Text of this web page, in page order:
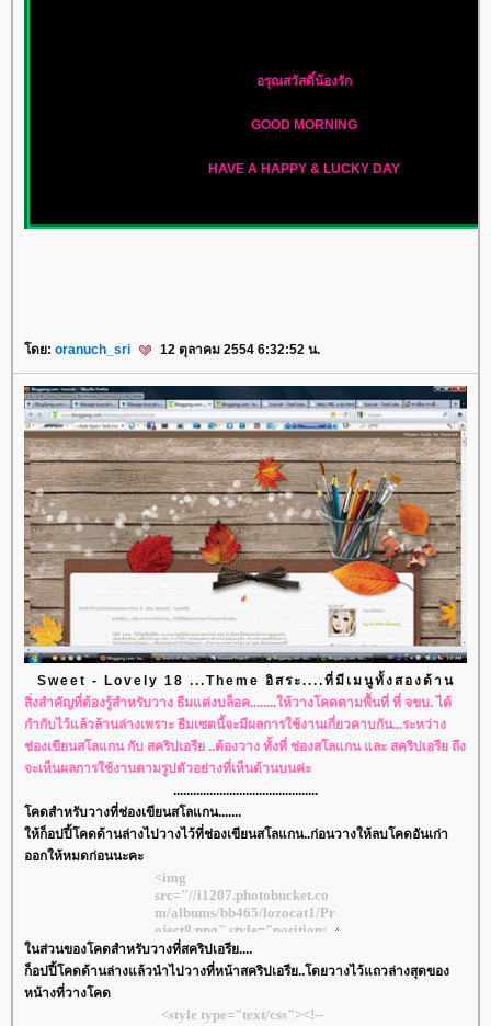
อรุณสวัสดิ์น้องรัก
GOOD MORNING
HAVE A HAPPY & LUCKY DAY
ดย: oranuch_sri 12 ตุลาคม 2554 6:32:52 น.
Sweet - Lovely 18 ...Theme อิสระ....ที่มีเมนูทั้งสองด้าน
สิ่งสำคัญที่ต้องรู้สำหรับวาง ธีมแต่งบล็อค........ให้วางโคดตามพื้นที่ ที่ จขบ. ได้
กำกับไว้แล้วล้านล่างเพราะ ธีมเซตนี้จะมีผลการใช้งานเกี่ยวคาบกัน...ระหว่าง
ช่องเขียนสโลแกน กับ สคริปเอรีย ..ต้องวาง ทั้งที่ ช่องสโลแกน และ สคริปเอรีย ถึง
จะเห็นผลการใช้งานตามรูปตัวอย่างที่เห็นด้านบนค่ะ
............................................
คดสำหรับวางที่ช่องเขียนสโลแกน.......
ห้ก็อปปี้โคดด้านล่างไปวางไว้ที่ช่องเขียนสโลแกน..ก่อนวางให้ลบโคดอันเก่า
ออกให้หมดก่อนนะคะ
นส่วนของโคดสำหรับวางที่สคริปเอรีย....
ก็อปปี้โคดด้านล่างแล้วนำไปวางที่หน้าสคริปเอรีย..โดยวางไว้แถวล่างสุดของ
หน้างที่วางโคด